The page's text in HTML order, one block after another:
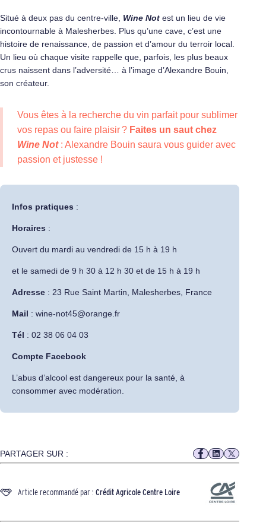
Situé à deux pas du centre-ville, Wine Not est un lieu de vie
incontournable à Malesherbes. Plus qu’une cave, c’est une
histoire de renaissance, de passion et d’amour du terroir local.
Un lieu où chaque visite rappelle que, parfois, les plus beaux
crus naissent dans l’adversité… à l’image d’Alexandre Bouin,
son créateur.
Vous êtes à la recherche du vin parfait pour sublimer
vos repas ou faire plaisir ? Faites un saut chez
Wine Not : Alexandre Bouin saura vous guider avec
passion et justesse !
Infos pratiques :
Horaires :
Ouvert du mardi au vendredi de 15 h à 19 h
et le samedi de 9 h 30 à 12 h 30 et de 15 h à 19 h
Adresse : 23 Rue Saint Martin, Malesherbes, France
Mail : wine-not45@orange.fr
Tél : 02 38 06 04 03
Compte Facebook
L’abus d’alcool est dangereux pour la santé, à
consommer avec modération.
PARTAGER SUR :
Article recommandé par : Crédit Agricole Centre Loire